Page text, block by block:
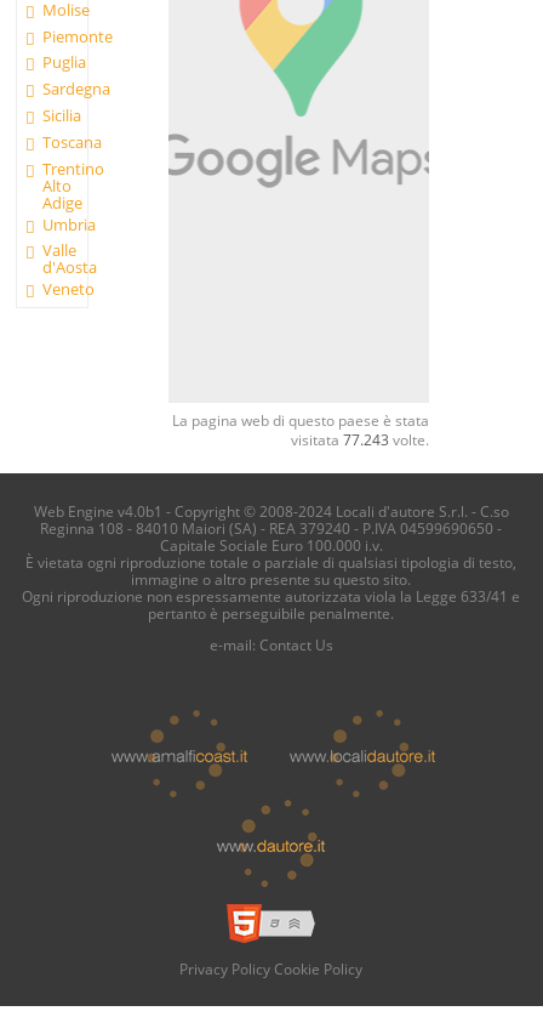
Molise
Piemonte
Puglia
Sardegna
Sicilia
Toscana
Trentino
Alto
Adige
Umbria
Valle
d'Aosta
Veneto
La pagina web di questo paese è stata
visitata 77.243 volte.
Web Engine v4.0b1 - Copyright © 2008-2024 Locali d'autore S.r.l. - C.so
Reginna 108 - 84010 Maiori (SA) - REA 379240 - P.IVA 04599690650 -
Capitale Sociale Euro 100.000 i.v.
È vietata ogni riproduzione totale o parziale di qualsiasi tipologia di testo,
immagine o altro presente su questo sito.
Ogni riproduzione non espressamente autorizzata viola la Legge 633/41 e
pertanto è perseguibile penalmente.
e-mail: Contact Us
Privacy Policy Cookie Policy